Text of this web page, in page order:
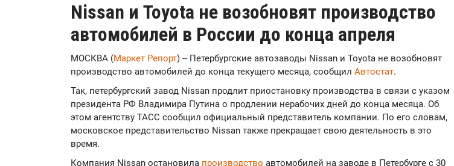
Nissan и Toyota не возобновят производство
автомобилей в России до конца апреля
МОСКВА (Маркет Репорт) -- Петербургские автозаводы Nissan и Toyota не возобновят
производство автомобилей до конца текущего месяца, сообщил Автостат.
Так, петербургский завод Nissan продлит приостановку производства в связи с указом
президента РФ Владимира Путина о продлении нерабочих дней до конца месяца. Об
этом агентству ТАСС сообщил официальный представитель компании. По его словам,
московское представительство Nissan также прекращает свою деятельность в это
время.
Компания Nissan остановила производство автомобилей на заводе в Петербурге с 30